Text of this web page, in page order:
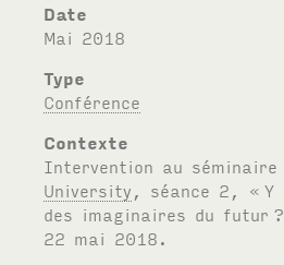
Date
mai 2018
Type
Conférence
Contexte
Intervention au
University , séance 2, « Y
des imaginaires du futur ?
22 mai 2018.